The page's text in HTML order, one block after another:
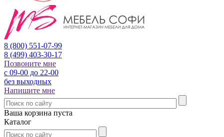
8 (800) 551-07-99
8 (499) 403-30-17
Позвоните мне
с 09-00 до 22-00
без выходных
Напишите мне
Ваша корзина пуста
Каталог